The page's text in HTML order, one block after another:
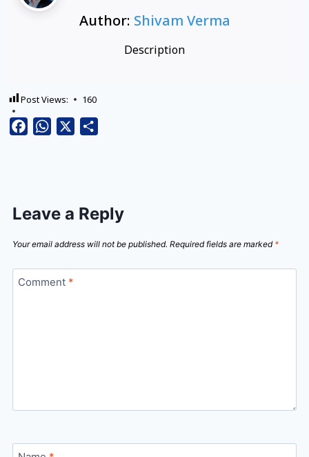
Author: Shivam Verma
Description
Post Views: 160
FacebookWhatsApp
Leave a Reply
Your email address will not be published. Required fields are marked *
Comment *